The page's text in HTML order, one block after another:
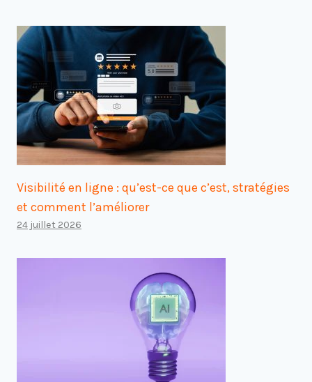
Visibilité en ligne : qu’est-ce que c’est, stratégies
et comment l’améliorer
24 juillet 2026